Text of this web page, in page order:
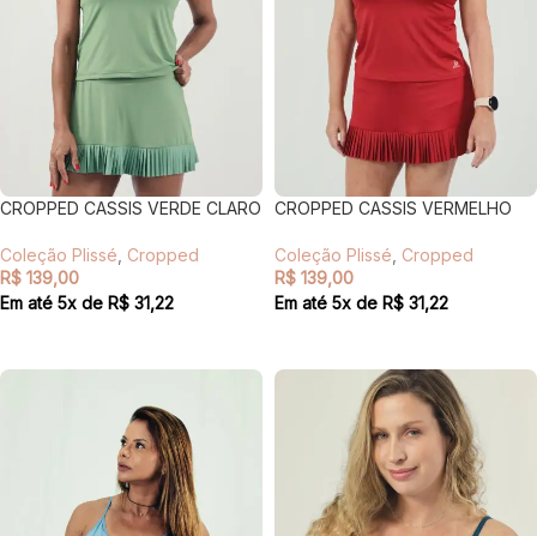
CROPPED CASSIS VERDE CLARO
Coleção Plissé Cropped
R$ 139,00
Em até 5x de R$ 31,22
CROPPED CASSIS VERMELHO
Coleção Plissé Cropped
R$ 139,00
Em até 5x de R$ 31,22